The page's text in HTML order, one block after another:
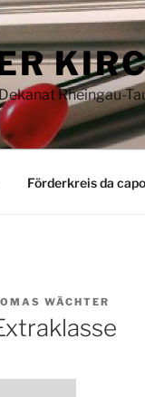
Rheingau-
Förderkreis da capo
WÄCHTER